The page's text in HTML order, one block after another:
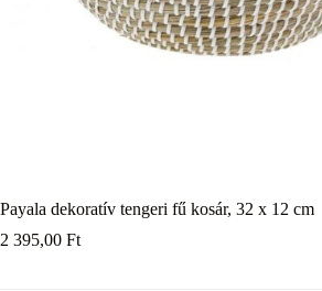
Payala dekoratív tengeri fű kosár, 32 x 12 cm
2 395,00 Ft